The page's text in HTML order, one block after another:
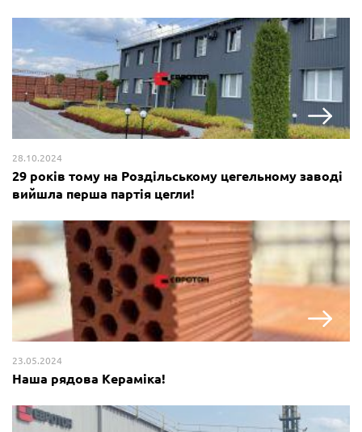
28.10.2024
29 років тому на Роздільському цегельному заводі
вийшла перша партія цегли!
23.05.2024
Наша рядова Кераміка!